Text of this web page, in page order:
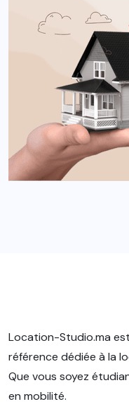
Location-Studio.ma
référence dédiée à la
Que vous soyez
en mobilité.